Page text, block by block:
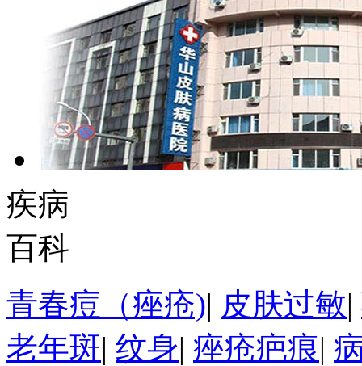
疾病
百科
青春痘（痤疮)| 皮肤过敏|
老年斑| 纹身| 痤疮疤痕|